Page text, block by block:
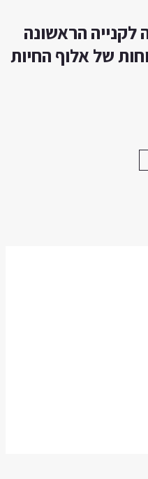
10% הנחה לקנייה הראשונה
של אלוף החיות